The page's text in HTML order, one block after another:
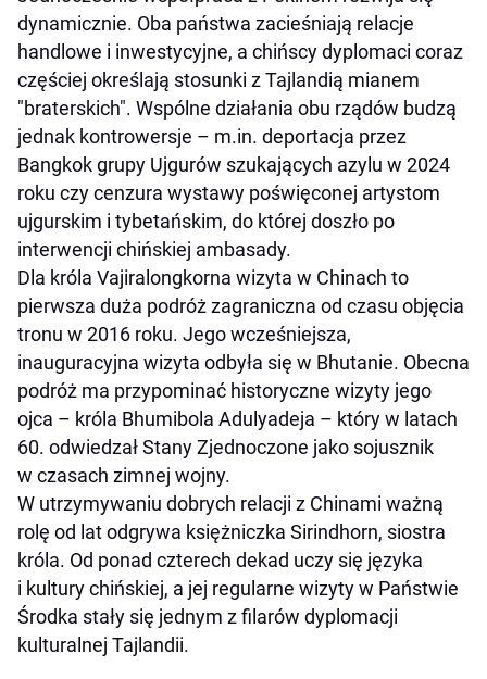
dynamicznie. Oba państwa zacieśniają relacje
handlowe i inwestycyjne, a chińscy dyplomaci coraz
częściej określają stosunki z Tajlandią mianem
"braterskich". Wspólne działania obu rządów budzą
jednak kontrowersje – m.in. deportacja przez
Bangkok grupy Ujgurów szukających azylu w 2024
roku czy cenzura wystawy poświęconej artystom
ujgurskim i tybetańskim, do której doszło po
interwencji chińskiej ambasady.
Dla króla Vajiralongkorna wizyta w Chinach to
pierwsza duża podróż zagraniczna od czasu objęcia
tronu w 2016 roku. Jego wcześniejsza,
inauguracyjna wizyta odbyła się w Bhutanie. Obecna
podróż ma przypominać historyczne wizyty jego
ojca – króla Bhumibola Adulyadeja – który w latach
60. odwiedzał Stany Zjednoczone jako sojusznik
w czasach zimnej wojny.
W utrzymywaniu dobrych relacji z Chinami ważną
rolę od lat odgrywa księżniczka Sirindhorn, siostra
króla. Od ponad czterech dekad uczy się języka
i kultury chińskiej, a jej regularne wizyty w Państwie
Środka stały się jednym z filarów dyplomacji
kulturalnej Tajlandii.